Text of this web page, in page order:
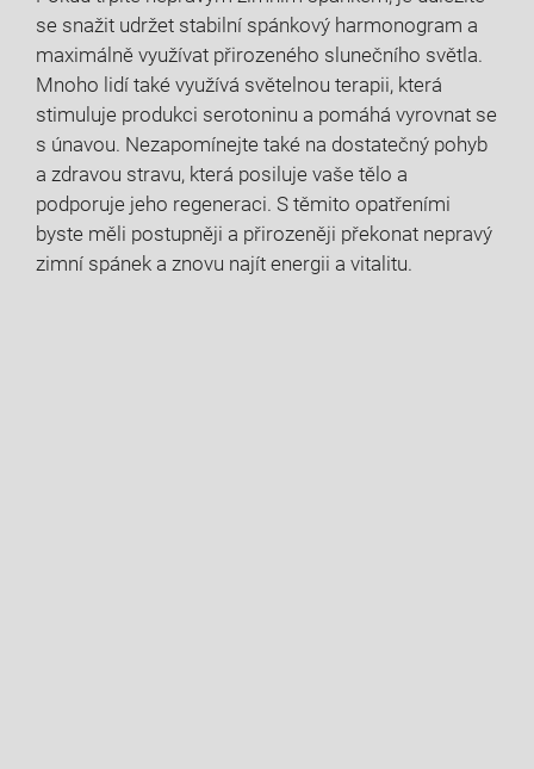
se snažit udržet stabilní spánkový harmonogram a
maximálně využívat přirozeného slunečního světla.
Mnoho lidí také využívá světelnou terapii, která
stimuluje produkci serotoninu a pomáhá vyrovnat se
s únavou. Nezapomínejte také na dostatečný pohyb
a zdravou stravu, která posiluje vaše tělo a
podporuje jeho regeneraci. S těmito opatřeními
byste měli postupněji a přirozeněji překonat nepravý
zimní spánek a znovu najít energii a vitalitu.